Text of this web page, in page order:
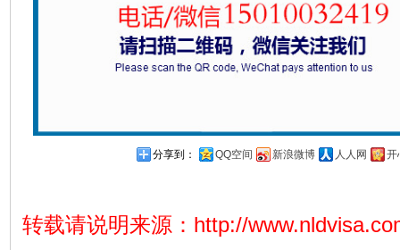
分享到： QQ空间 新浪微博 人人网 开
转载请说明来源： http://